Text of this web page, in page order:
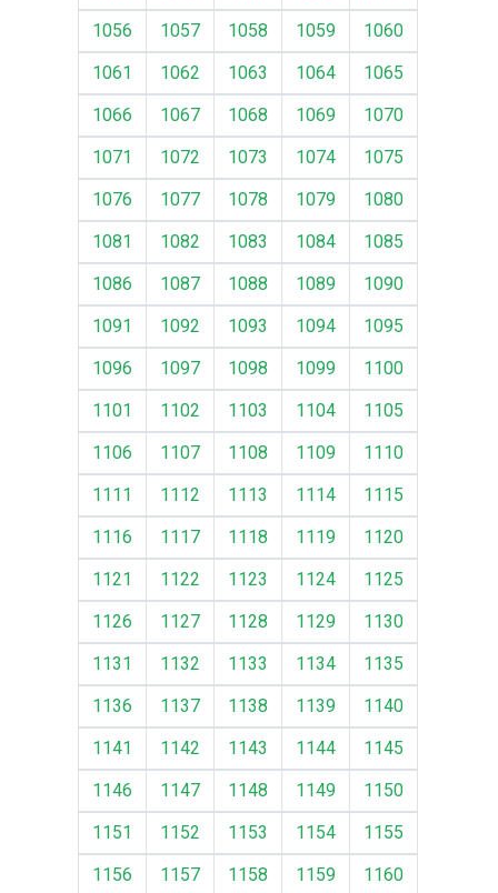
1056
1057 1058 1059
1060
1061
1062 1063 1064
1065
1066
1067 1068 1069
1070
1071
1072 1073 1074
1075
1076
1077 1078 1079
1080
1081
1082 1083 1084
1085
1086
1087 1088 1089
1090
1091
1092 1093 1094
1095
1096
1097 1098 1099
1100
1101
1102 1103 1104
1105
1106
1107 1108 1109
1110
1111
1112 1113 1114
1115
1116
1117 1118 1119
1120
1121
1122 1123 1124
1125
1126
1127 1128 1129
1130
1131
1132 1133 1134
1135
1136
1137 1138 1139
1140
1141
1142 1143 1144
1145
1146
1147 1148 1149
1150
1151
1152 1153 1154
1155
1156
1157 1158 1159 1160